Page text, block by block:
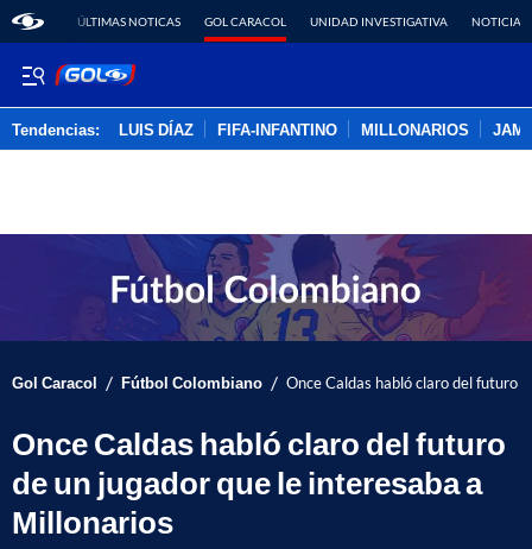
ÚLTIMAS NOTICAS GOL CARACOL UNIDAD INVESTIGATIVA NOTICIAS
Tendencias: LUIS DÍAZ FIFA-INFANTINO MILLONARIOS
Gol Caracol / Fútbol Colombiano / Once Caldas habló claro del futuro
Once Caldas habló claro del futuro
de un jugador que le interesaba a
Millonarios